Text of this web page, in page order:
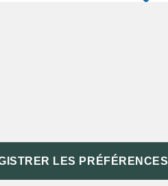
LES PRÉFÉRENCES